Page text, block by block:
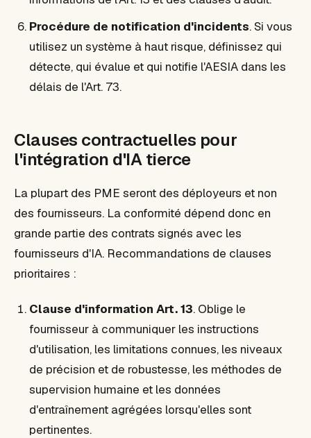
Procédure de notification d'incidents. Si vous
utilisez un système à haut risque, définissez qui
détecte, qui évalue et qui notifie l'AESIA dans les
délais de l'Art. 73.
Clauses contractuelles pour
l'intégration d'IA tierce
La plupart des PME seront des déployeurs et non
des fournisseurs. La conformité dépend donc en
grande partie des contrats signés avec les
fournisseurs d'IA. Recommandations de clauses
prioritaires :
Clause d'information Art. 13. Oblige le
fournisseur à communiquer les instructions
d'utilisation, les limitations connues, les niveaux
de précision et de robustesse, les méthodes de
supervision humaine et les données
d'entraînement agrégées lorsqu'elles sont
pertinentes.